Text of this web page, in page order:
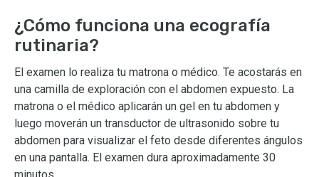
¿Cómo funciona una ecografía
rutinaria?
El examen lo realiza tu matrona o médico. Te acostarás en
una camilla de exploración con el abdomen expuesto. La
matrona o el médico aplicarán un gel en tu abdomen y
luego moverán un transductor de ultrasonido sobre tu
abdomen para visualizar el feto desde diferentes ángulos
en una pantalla. El examen dura aproximadamente 30